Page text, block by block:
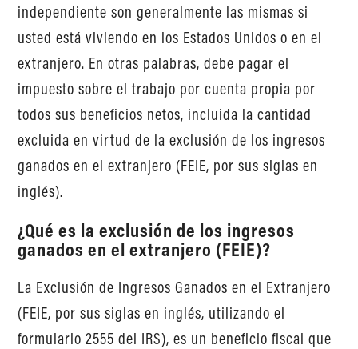
independiente son generalmente las mismas si
usted está viviendo en los Estados Unidos o en el
extranjero. En otras palabras, debe pagar el
impuesto sobre el trabajo por cuenta propia por
todos sus beneficios netos, incluida la cantidad
excluida en virtud de la exclusión de los ingresos
ganados en el extranjero (FEIE, por sus siglas en
inglés).
¿Qué es la exclusión de los ingresos
ganados en el extranjero (FEIE)?
La Exclusión de Ingresos Ganados en el Extranjero
(FEIE, por sus siglas en inglés, utilizando el
formulario 2555 del IRS), es un beneficio fiscal que